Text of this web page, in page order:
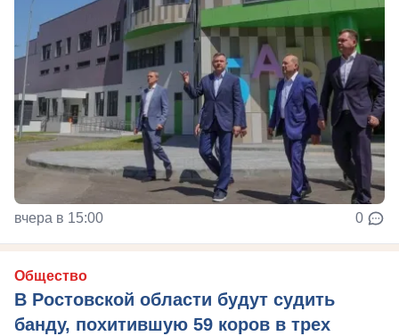
вчера в 15:00 0
Общество
В Ростовской области будут судить
банду, похитившую 59 коров в трех